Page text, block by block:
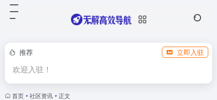
推荐 立即入驻
欢迎入驻！
首页 • 社区资讯 • 正文